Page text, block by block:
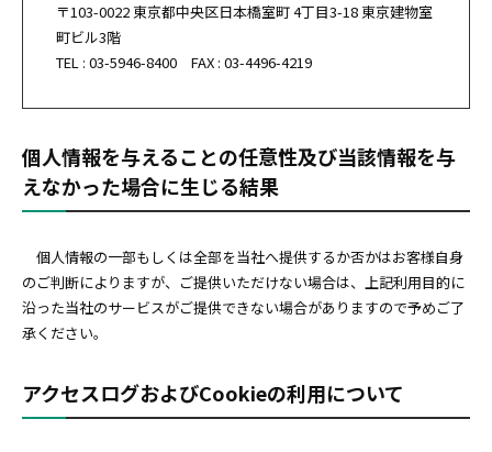
〒103-0022 東京都中央区日本橋室町 4丁目3-18 東京建物室
町ビル3階
TEL : 03-5946-8400 FAX : 03-4496-4219
個人情報を与えることの任意性及び当該情報を与
えなかった場合に生じる結果
個人情報の一部もしくは全部を当社へ提供するか否かはお客様自身
のご判断によりますが、ご提供いただけない場合は、上記利用目的に
沿った当社のサービスがご提供できない場合がありますので予めご了
承ください。
アクセスログおよびCookieの利用について